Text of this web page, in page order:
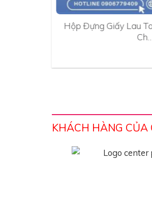
Hộp Đựng Giấy Lau
Ch…
KHÁCH HÀNG CỦA